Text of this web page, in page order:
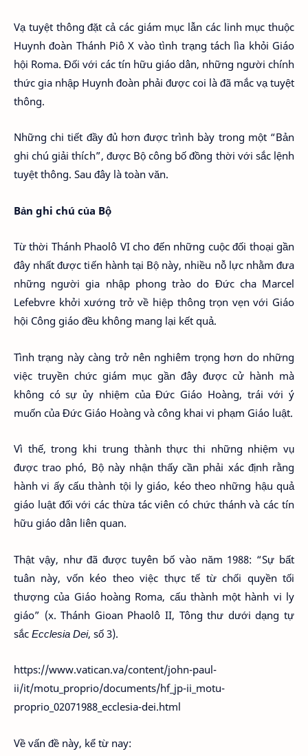
Vạ tuyệt thông đặt cả các giám mục lẫn các linh mục thuộc
Huynh đoàn Thánh Piô X vào tình trạng tách lìa khỏi Giáo
hội Roma. Đối với các tín hữu giáo dân, những người chính
thức gia nhập Huynh đoàn phải được coi là đã mắc vạ tuyệt
thông.
Những chi tiết đầy đủ hơn được trình bày trong một “Bản
ghi chú giải thích”, được Bộ công bố đồng thời với sắc lệnh
tuyệt thông. Sau đây là toàn văn.
Bản ghi chú của Bộ
Từ thời Thánh Phaolô VI cho đến những cuộc đối thoại gần
đây nhất được tiến hành tại Bộ này, nhiều nỗ lực nhằm đưa
những người gia nhập phong trào do Đức cha Marcel
Lefebvre khởi xướng trở về hiệp thông trọn vẹn với Giáo
hội Công giáo đều không mang lại kết quả.
Tình trạng này càng trở nên nghiêm trọng hơn do những
việc truyền chức giám mục gần đây được cử hành mà
không có sự ủy nhiệm của Đức Giáo Hoàng, trái với ý
muốn của Đức Giáo Hoàng và công khai vi phạm Giáo luật.
Vì thế, trong khi trung thành thực thi những nhiệm vụ
được trao phó, Bộ này nhận thấy cần phải xác định rằng
hành vi ấy cấu thành tội ly giáo, kéo theo những hậu quả
giáo luật đối với các thừa tác viên có chức thánh và các tín
hữu giáo dân liên quan.
Thật vậy, như đã được tuyên bố vào năm 1988: “Sự bất
tuân này, vốn kéo theo việc thực tế từ chối quyền tối
thượng của Giáo hoàng Roma, cấu thành một hành vi ly
giáo” (x. Thánh Gioan Phaolô II, Tông thư dưới dạng tự
sắc Ecclesia Dei, số 3).
https://www.vatican.va/content/john-paul-
ii/it/motu_proprio/documents/hf_jp-ii_motu-
proprio_02071988_ecclesia-dei.html
Về vấn đề này, kể từ nay: